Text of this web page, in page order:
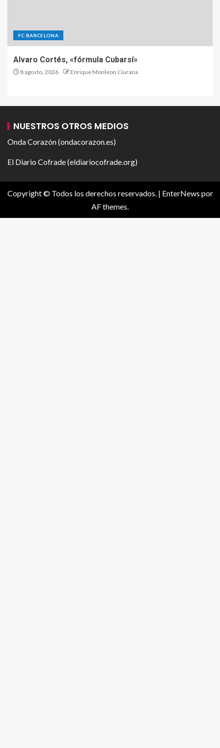
FC BARCELONA
Alvaro Cortés, «fórmula Cubarsí»
8 agosto, 2026 Enrique Monleon Ciurana
NUESTROS OTROS MEDIOS
Onda Corazón (ondacorazon.es)
El Diario Cofrade (eldiariocofrade.org)
Copyright © Todos los derechos reservados. | EnterNews por
AF themes.